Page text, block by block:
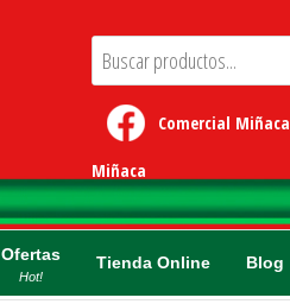
Comercial Miñaca
Miñaca
Ofertas
Hot!
Tienda Online Blog